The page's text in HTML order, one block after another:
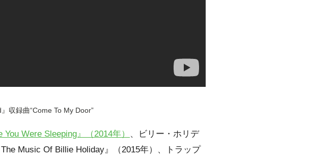
収録曲“Come To My Door”
Were Sleeping』（2014年）
、ビリー・ホリデ
Music Of Billie Holiday』（2015年）、トラップ